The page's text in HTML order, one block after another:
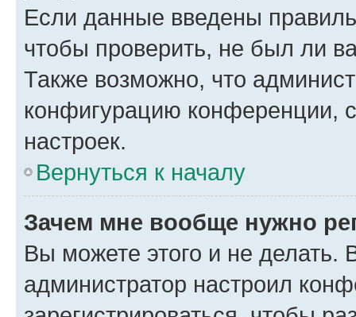
Если данные введены
чтобы проверить, не был ли
Также возможно, что
конфигурацию конференции,
настроек.
Вернуться к началу
Зачем мне вообще нужно
Вы можете этого и не делать.
администратор настроил